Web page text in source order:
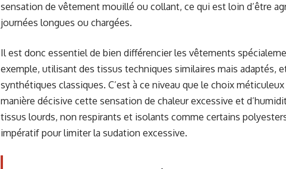
sensation de vêtement mouillé ou collant, ce qui est loin d’être
journées longues ou chargées.
Il est donc essentiel de bien différencier les vêtements
exemple, utilisant des tissus techniques similaires mais adaptés,
synthétiques classiques. C’est à ce niveau que le choix
manière décisive cette sensation de chaleur excessive et
tissus lourds, non respirants et isolants comme certains
impératif pour limiter la sudation excessive.